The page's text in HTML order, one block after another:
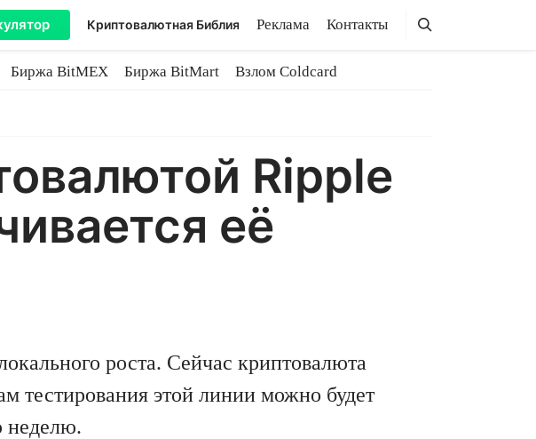
Криптовалютная Библия Реклама Контакты Поиск
Поиск
Биржа BitMEX Биржа BitMart
Взлом Coldcard
Ripple
её
роста. Сейчас криптовалюта
тестирования этой линии можно будет
неделю.